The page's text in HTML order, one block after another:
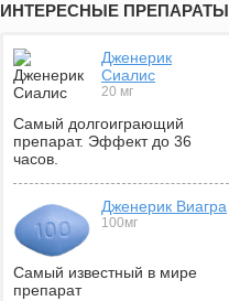
ИНТЕРЕСНЫЕ ПРЕПАРАТЫ
Дженерик
Сиалис
20 мг
Самый долгоиграющий
препарат. Эффект до 36
часов.
Дженерик Виагра
100мг
Самый известный в мире
препарат